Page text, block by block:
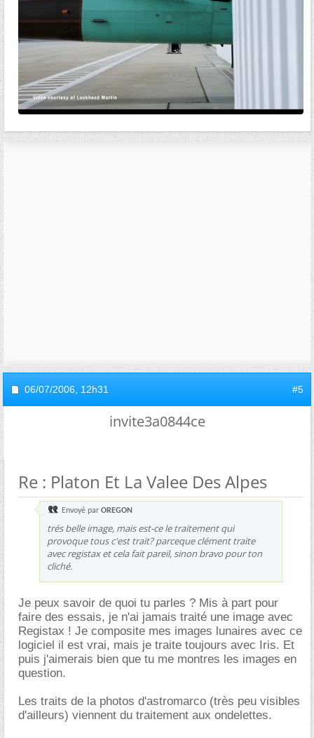
06/07/2006, 12h31 #5
invite3a0844ce
Re : Platon Et La Valee Des Alpes
Envoyé par OREGON
trés belle image, mais est-ce le traitement qui
provoque tous c'est trait? parceque clément traite
avec registax et cela fait pareil, sinon bravo pour ton
cliché.
Je peux savoir de quoi tu parles ? Mis à part pour
faire des essais, je n'ai jamais traité une image avec
Registax ! Je composite mes images lunaires avec ce
logiciel il est vrai, mais je traite toujours avec Iris. Et
puis j'aimerais bien que tu me montres les images en
question.
Les traits de la photos d'astromarco (très peu visibles
d'ailleurs) viennent du traitement aux ondelettes.